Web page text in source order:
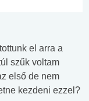
el arra a
szűk voltam
első de nem
kezdeni ezzel?